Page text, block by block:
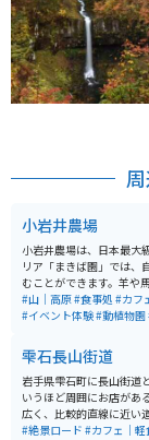
小岩井農場
小岩井農場は、日本最大
リア「まきば園」では、
むことができます。羊や
触れ合えるほか、乗馬や
ムも充実しています。ま
に用意されています。国
り、畜産の歴史を知ることもできま
ド付きツアーもあり、通
産現場や100年の森など
要文化財に指定されてい
場産の新鮮な食材を使っ
#山｜高原#食事処 #カフ
#イベント体験#動植物園
雫石長山街道
岩手県雫石町に長山街道
いうほど周囲にお店があ
広く、比較的直線に近い
りやすい環境です。豊か
#絶景ロード #カフェ｜軽